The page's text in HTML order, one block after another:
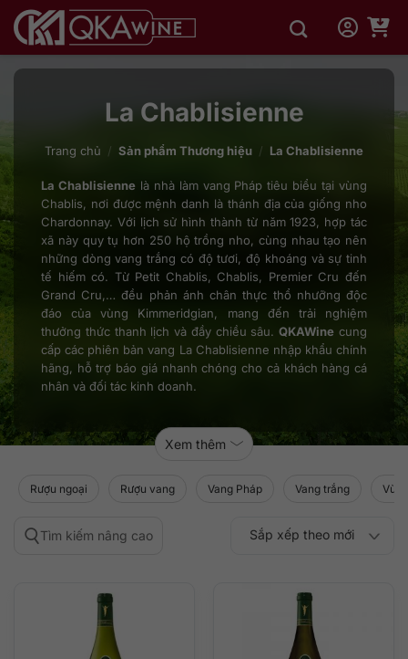
qua
dung
La Chablisienne
Trang chủ / Sản phẩm Thương hiệu / La Chablisienne
La Chablisienne là nhà làm vang Pháp tiêu biểu tại vùng
Chablis, nơi được mệnh danh là thánh địa của giống nho
Chardonnay. Với lịch sử hình thành từ năm 1923, hợp tác
xã này quy tụ hơn 250 hộ trồng nho, cùng nhau tạo nên
những dòng vang trắng có độ tươi, độ khoáng và sự tinh
tế hiếm có. Từ Petit Chablis, Chablis, Premier Cru đến
Grand Cru,… đều phản ánh chân thực thổ nhưỡng độc
đáo của vùng Kimmeridgian, mang đến trải nghiệm
thưởng thức thanh lịch và đầy chiều sâu.QKAWine cung
cấp các phiên bản vang La Chablisienne nhập khẩu chính
hãng, hỗ trợ báo giá nhanh chóng cho cả khách hàng cá
nhân và đối tác kinh doanh.
Xem thêm
Rượu ngoại Rượu vang Vang Pháp Vang trắng
Tìm kiếm nâng cao Sắp xếp theo
độ phổ biến
Sắp xếp theo mới
thấp đến cao
cao đến thấp